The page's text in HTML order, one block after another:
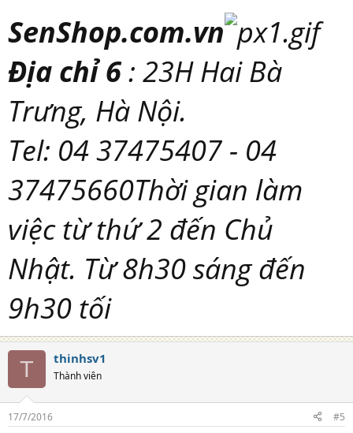
SenShop.com.vn
Địa chỉ 6: 23H Hai Bà
Trưng, Hà Nội.
Tel: 04 37475407 - 04
37475660Thời gian làm
việc từ thứ 2 đến Chủ
Nhật. Từ 8h30 sáng đến
9h30 tối
T thinhsv1
Thành viên
17/7/2016 #5